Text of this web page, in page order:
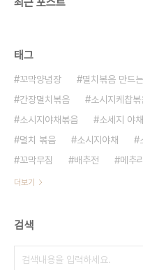
태그
꼬막양념장 멸치볶음 만드
간장멸치볶음
소시지케찹볶
소시지야채볶음
소세지 야
멸치 볶음
소시지야채
꼬막무침
배추전 메추
더보기
검색